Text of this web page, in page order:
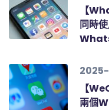
【
同時
【
兩個